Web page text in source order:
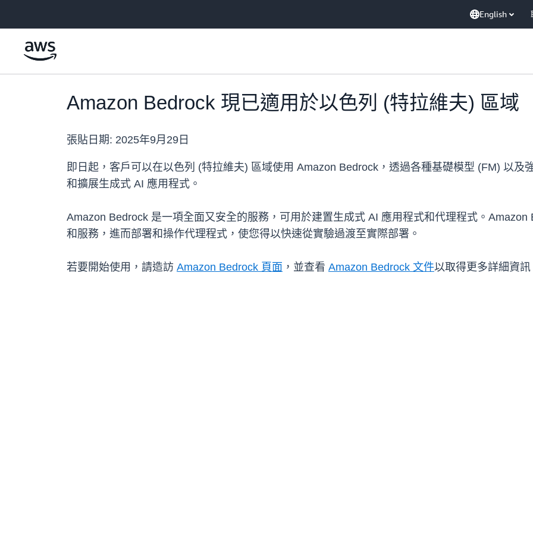
English
Amazon Bedrock 現已適用於以色列 (特拉維夫) 區域
張貼日期: 2025年9月29日
即日起，客戶可以在以色列 (特拉維夫) 區域使用 Amazon Bedrock，透過各種基礎模型 (FM) 以及
和擴展生成式 AI 應用程式。
Amazon Bedrock 是一項全面又安全的服務，可用於建置生成式 AI 應用程式和代理程式。
和服務，進而部署和操作代理程式，使您得以快速從實驗過渡至實際部署。
若要開始使用，請造訪 Amazon Bedrock 頁面 ，並查看 Amazon Bedrock 文件以取得更多詳細資訊